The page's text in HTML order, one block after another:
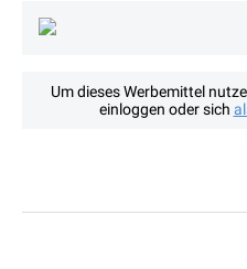
Um dieses Werbemittel
einloggen oder sich